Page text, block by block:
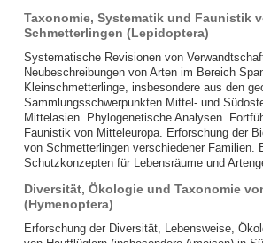
Taxonomie, Systematik und Faunistik
Schmetterlingen (Lepidoptera)
Systematische Revisionen von
Neubeschreibungen von Arten im Bereich
Kleinschmetterlinge, insbesondere aus den
Sammlungsschwerpunkten Mittel- und
Mittelasien. Phylogenetische Analysen.
Faunistik von Mitteleuropa. Erforschung der
von Schmetterlingen verschiedener Familien.
Schutzkonzepten für Lebensräume und
Diversität, Ökologie und Taxonomie
(Hymenoptera)
Erforschung der Diversität, Lebensweise,